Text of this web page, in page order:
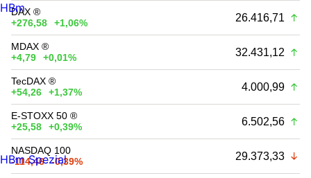
DAX ®
+276,58
+1,06% 26.416,71
MDAX ®
+4,79
+0,01% 32.431,12
TecDAX ®
+54,26
+1,37% 4.000,99
E-STOXX 50 ®
+25,58
+0,39% 6.502,56
NASDAQ 100
-114,46
-0,39% 29.373,33
HBm
HBm Spezial